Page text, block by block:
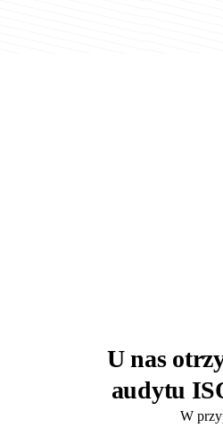
U nas
audytu
W